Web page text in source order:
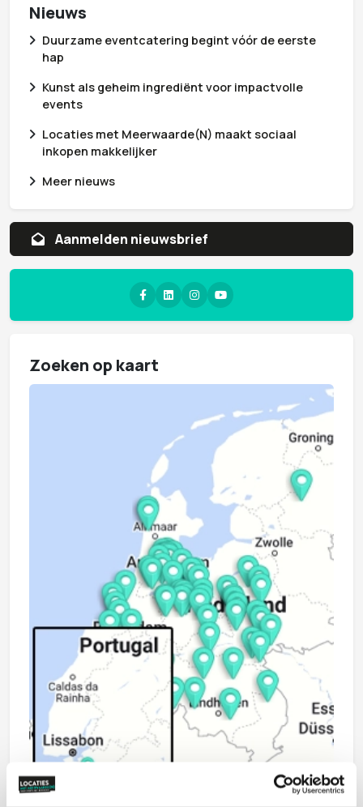
Nieuws
Duurzame eventcatering begint vóór de eerste
hap
Kunst als geheim ingrediënt voor impactvolle
events
Locaties met Meerwaarde(N) maakt sociaal
inkopen makkelijker
Meer nieuws
Aanvragen whitepaper
Zoeken op kaart